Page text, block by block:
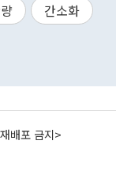
간소화
배포 금지>